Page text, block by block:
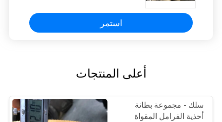
استمر
أعلى المنتجات
سلك - مجموعة بطانة
أحذية الفرامل المقواة